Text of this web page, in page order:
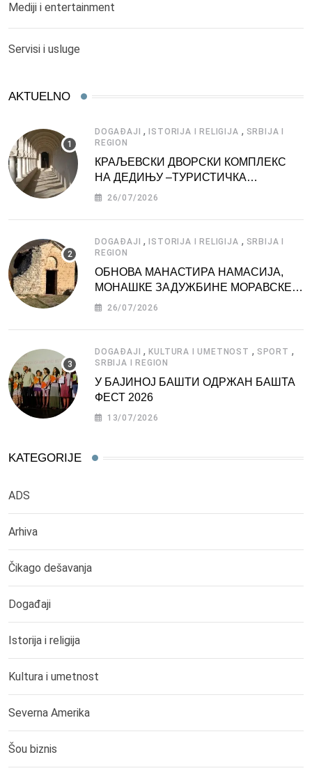
Mediji i entertainment
Servisi i usluge
AKTUELNO
DOGAĐAJI , ISTORIJA I RELIGIJA , SRBIJA I
REGION
КРАЉЕВСКИ ДВОРСКИ КОМПЛЕКС
НА ДЕДИЊУ –ТУРИСТИЧКА
АТРАКЦИЈА
26/07/2026
DOGAĐAJI , ISTORIJA I RELIGIJA , SRBIJA I
REGION
ОБНОВА МАНАСТИРА НАМАСИЈА,
МОНАШКЕ ЗАДУЖБИНЕ МОРАВСКЕ
СРБИЈЕ
26/07/2026
DOGAĐAJI ,KULTURA I UMETNOST , SPORT ,
SRBIJA I REGION
У БАЈИНОЈ БАШТИ ОДРЖАН БАШТА
ФЕСТ 2026
13/07/2026
KATEGORIJE
ADS
Arhiva
Čikago dešavanja
Događaji
Istorija i religija
Kultura i umetnost
Severna Amerika
Šou biznis